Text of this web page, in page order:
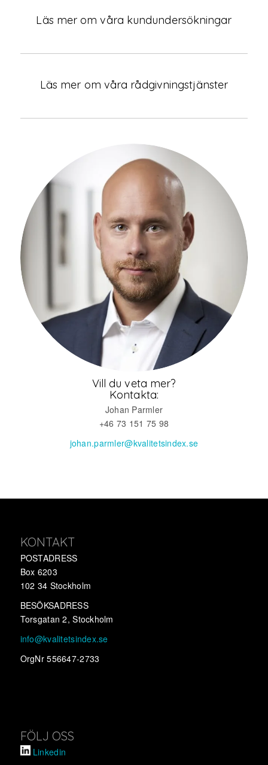
Läs mer om våra kundundersökningar
Läs mer om våra rådgivningstjänster
Vill du veta mer?
Kontakta:
Johan Parmler
+46 73 151 75 98
johan.parmler@kvalitetsindex.se
KONTAKT
POSTADRESS
Box 6203
102 34 Stockholm
BESÖKSADRESS
Torsgatan 2, Stockholm
info@kvalitetsindex.se
OrgNr 556647-2733
FÖLJ OSS
Linkedin